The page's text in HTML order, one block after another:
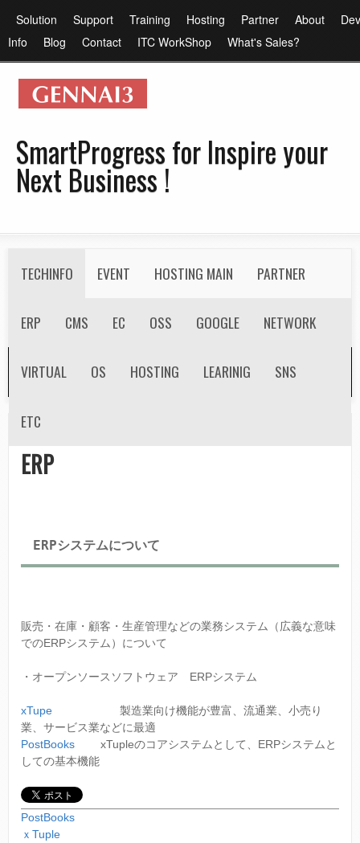
コ
ン
ン
ツ
に
動
メ
イ
ン
ニ
ー
Solution Support Training Hosting Partner About
Info
Blog Contact ITC WorkShop What's Sales?
SmartProgress for Inspire your
Next Business !
TECHINFO
ERP CMS EC OSS GOOGLE NETWORK
VIRTUAL OS HOSTING LEARINIG SNS
ETC
EVENT HOSTING MAIN PARTNER
RECRUIT
現
在
ホーム
ERP
ERPシステムについて
販売・在庫・顧客・生産管理などの業務システム（広義な意味
でのERPシステム）について
・オープンソースソフトウェア ERPシステム
xTupe 製造業向け機能が豊富、流通業、小売り
業、サービス業などに最適
PostBooks xTupleのコアシステムとして、ERPシステムと
しての基本機能
PostBooks
ｘTuple